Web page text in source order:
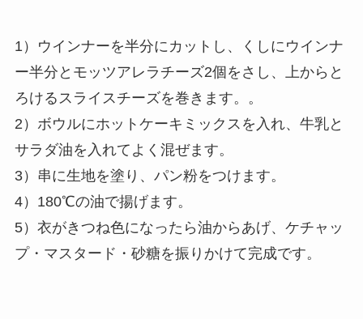
1）ウインナーを半分にカットし、くしにウインナ
ー半分とモッツアレラチーズ2個をさし、上からと
ろけるスライスチーズを巻きます。。
2）ボウルにホットケーキミックスを入れ、牛乳と
サラダ油を入れてよく混ぜます。
3）串に生地を塗り、パン粉をつけます。
4）180℃の油で揚げます。
5）衣がきつね色になったら油からあげ、ケチャッ
プ・マスタード・砂糖を振りかけて完成です。